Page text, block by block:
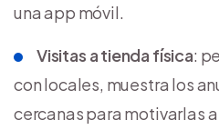
una app móvil.
Visitas a tienda física:
con locales, muestra los
cercanas para motivarlas